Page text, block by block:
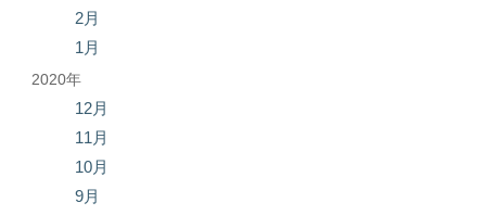
2月
1月
2020年
12月
11月
10月
9月